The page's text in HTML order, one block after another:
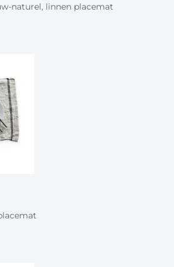
naturel, linnen placemat